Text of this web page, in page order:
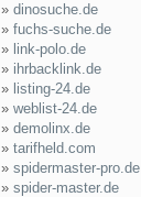
» dinosuche.de
» fuchs-suche.de
» link-polo.de
» ihrbacklink.de
» listing-24.de
» weblist-24.de
» demolinx.de
» tarifheld.com
» spidermaster-pro.de
» spider-master.de